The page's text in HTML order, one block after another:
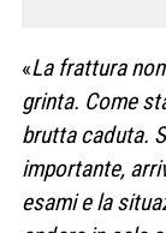
«La frattura
grinta. Come
brutta caduta.
importante,
esami e la